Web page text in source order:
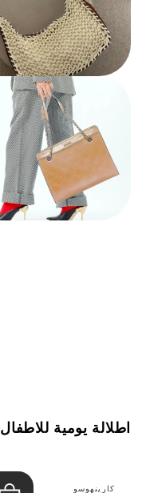
اطلالة يومية للاطفال
كارينهوسو